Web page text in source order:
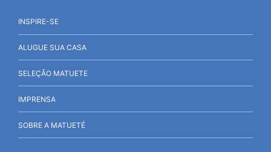
INSPIRE-SE
ALUGUE SUA CASA
SELEÇÃO MATUETE
IMPRENSA
SOBRE A MATUETÉ